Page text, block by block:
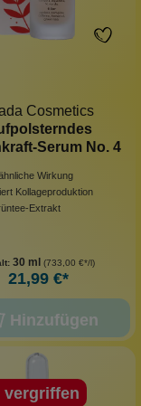
Cosmetics
Serum No. 4
Wirkung
Kollageproduktion
Extrakt
30 ml (733,00 €*/l)
21,99 €*
Hinzufügen
vergriffen